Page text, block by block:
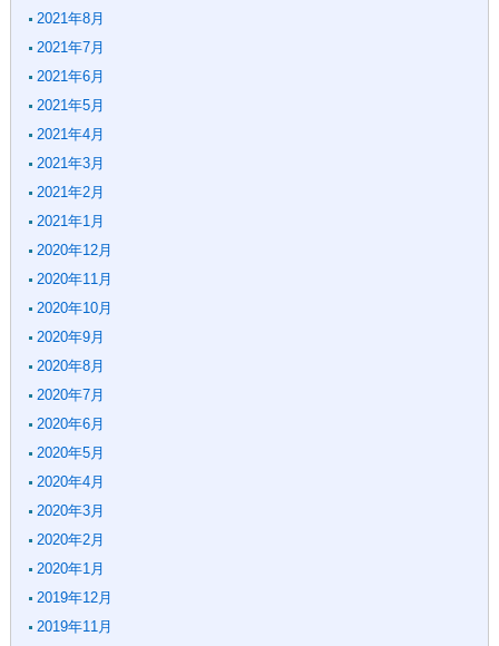
2021年8月
2021年7月
2021年6月
2021年5月
2021年4月
2021年3月
2021年2月
2021年1月
2020年12月
2020年11月
2020年10月
2020年9月
2020年8月
2020年7月
2020年6月
2020年5月
2020年4月
2020年3月
2020年2月
2020年1月
2019年12月
2019年11月